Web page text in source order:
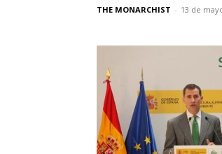
THE MONARCHIST - 13 de